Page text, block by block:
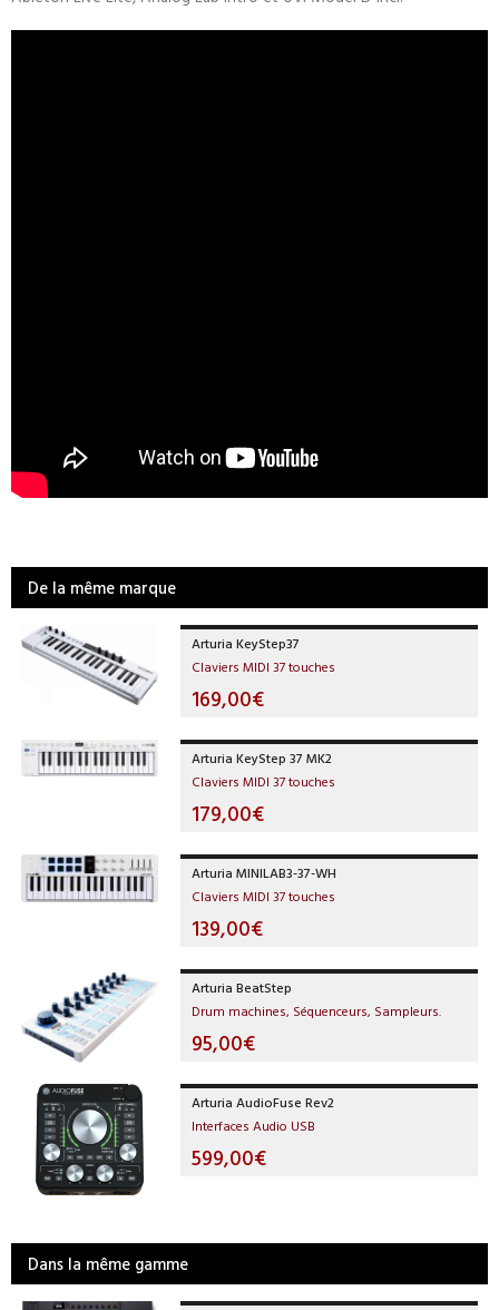
De la même marque
Arturia KeyStep37
Claviers MIDI 37 touches
169,00€
Arturia KeyStep 37 MK2
Claviers MIDI 37 touches
179,00€
Arturia MINILAB3-37-WH
Claviers MIDI 37 touches
139,00€
Arturia BeatStep
Drum machines, Séquenceurs, Sampleurs.
95,00€
Arturia AudioFuse Rev2
Interfaces Audio USB
599,00€
Dans la même gamme